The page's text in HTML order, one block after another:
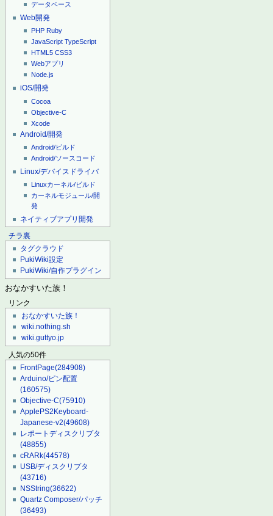
データベース
Web開発
PHP Ruby
JavaScript TypeScript
HTML5 CSS3
Webアプリ
Node.js
iOS/開発
Cocoa
Objective-C
Xcode
Android/開発
Android/ビルド
Android/ソースコード
Linux/デバイスドライバ
Linuxカーネル/ビルド
カーネルモジュール/開
発
ネイティブアプリ開発
チラ裏
タグクラウド
PukiWiki設定
PukiWiki/自作プラグイン
おなかすいた族！
リンク
おなかすいた族！
wiki.nothing.sh
wiki.guttyo.jp
人気の50件
FrontPage(284908)
Arduino/ピン配置
(160575)
Objective-C(75910)
ApplePS2Keyboard-
Japanese-v2(49608)
レポートディスクリプタ
(48855)
cRARk(44578)
USB/ディスクリプタ
(43716)
NSString(36622)
Quartz Composer/パッチ
(36493)